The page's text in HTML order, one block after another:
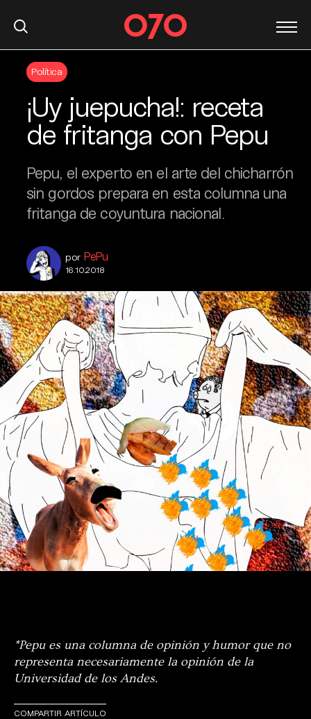
Política
¡Uy juepucha!: receta
de fritanga con Pepu
Pepu, el experto en el arte del chicharrón
sin gordos prepara en esta columna una
fritanga de coyuntura nacional.
por PePu
16.10.2018
*Pepu es una columna de opinión y humor que no
representa necesariamente la opinión de la
Universidad de los Andes.
COMPARTIR ARTÍCULO